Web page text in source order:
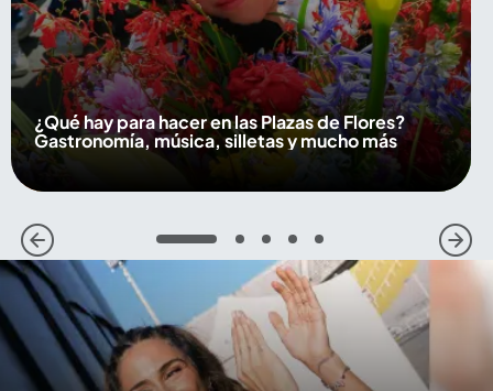
¿Qué hay para hacer en las Plazas de Flores?
Gastronomía, música, silletas y mucho más
1 2 3 4 5